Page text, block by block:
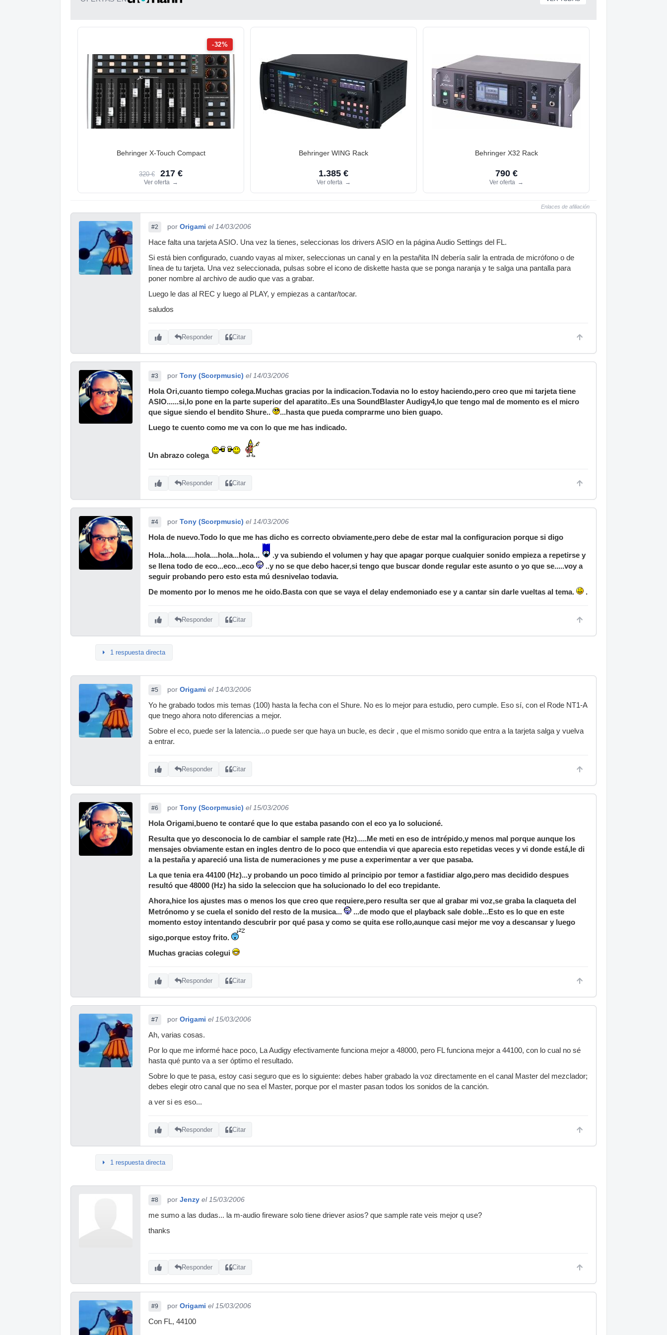
-32%
Behringer X-Touch Compact
320 € 217 €
Ver oferta →
Behringer WING Rack
1.385 €
Ver oferta →
Behringer X32 Rack
790 €
Ver oferta →
Enlaces de afiliación
#2 por Origami el 14/03/2006
Hace falta una tarjeta ASIO. Una vez la tienes, seleccionas los drivers ASIO en la página Audio Settings del FL.
Si está bien configurado, cuando vayas al mixer, seleccionas un canal y en la pestañita IN debería salir la entrada de micrófono o de
línea de tu tarjeta. Una vez seleccionada, pulsas sobre el icono de diskette hasta que se ponga naranja y te salga una pantalla para
poner nombre al archivo de audio que vas a grabar.
Luego le das al REC y luego al PLAY, y empiezas a cantar/tocar.
saludos
Responder Citar
#3 por Tony (Scorpmusic) el 14/03/2006
Hola Ori,cuanto tiempo colega.Muchas gracias por la indicacion.Todavia no lo estoy haciendo,pero creo que mi tarjeta tiene
ASIO......si,lo pone en la parte superior del aparatito..Es una SoundBlaster Audigy4,lo que tengo mal de momento es el micro
que sigue siendo el bendito Shure..
...hasta que pueda comprarme uno bien guapo.
Luego te cuento como me va con lo que me has indicado.
Un abrazo colega
Responder Citar
#4 por Tony (Scorpmusic) el 14/03/2006
Hola de nuevo.Todo lo que me has dicho es correcto obviamente,pero debe de estar mal la configuracion porque si digo
Hola...hola.....hola....hola...hola...
.y va subiendo el volumen y hay que apagar porque cualquier sonido empieza a repetirse y
se llena todo de eco...eco...eco
..y no se que debo hacer,si tengo que buscar donde regular este asunto o yo que se.....voy a
seguir probando pero esto esta mú desnivelao todavia.
De momento por lo menos me he oido.Basta con que se vaya el delay endemoniado ese y a cantar sin darle vueltas al tema.
.
Responder Citar
1 respuesta directa
#5 por Origami el 14/03/2006
Yo he grabado todos mis temas (100) hasta la fecha con el Shure. No es lo mejor para estudio, pero cumple. Eso sí, con el Rode NT1-A
que tnego ahora noto diferencias a mejor.
Sobre el eco, puede ser la latencia...o puede ser que haya un bucle, es decir , que el mismo sonido que entra a la tarjeta salga y vuelva
a entrar.
Responder Citar
#6 por Tony (Scorpmusic) el 15/03/2006
Hola Origami,bueno te contaré que lo que estaba pasando con el eco ya lo solucioné.
Resulta que yo desconocia lo de cambiar el sample rate (Hz).....Me meti en eso de intrépido,y menos mal porque aunque los
mensajes obviamente estan en ingles dentro de lo poco que entendia vi que aparecia esto repetidas veces y vi donde está,le di
a la pestaña y apareció una lista de numeraciones y me puse a experimentar a ver que pasaba.
La que tenia era 44100 (Hz)...y probando un poco timido al principio por temor a fastidiar algo,pero mas decidido despues
resultó que 48000 (Hz) ha sido la seleccion que ha solucionado lo del eco trepidante.
Ahora,hice los ajustes mas o menos los que creo que requiere,pero resulta ser que al grabar mi voz,se graba la claqueta del
Metrónomo y se cuela el sonido del resto de la musica...
...de modo que el playback sale doble...Esto es lo que en este
momento estoy intentando descubrir por qué pasa y como se quita ese rollo,aunque casi mejor me voy a descansar y luego
sigo,porque estoy frito.
Muchas gracias colegui
Responder Citar
#7 por Origami el 15/03/2006
Ah, varias cosas.
Por lo que me informé hace poco, La Audigy efectivamente funciona mejor a 48000, pero FL funciona mejor a 44100, con lo cual no sé
hasta qué punto va a ser óptimo el resultado.
Sobre lo que te pasa, estoy casi seguro que es lo siguiente: debes haber grabado la voz directamente en el canal Master del mezclador;
debes elegir otro canal que no sea el Master, porque por el master pasan todos los sonidos de la canción.
a ver si es eso...
Responder Citar
1 respuesta directa
#8 por Jenzy el 15/03/2006
me sumo a las dudas... la m-audio fireware solo tiene driever asios? que sample rate veis mejor q use?
thanks
Responder Citar
#9 por Origami el 15/03/2006
Con FL, 44100